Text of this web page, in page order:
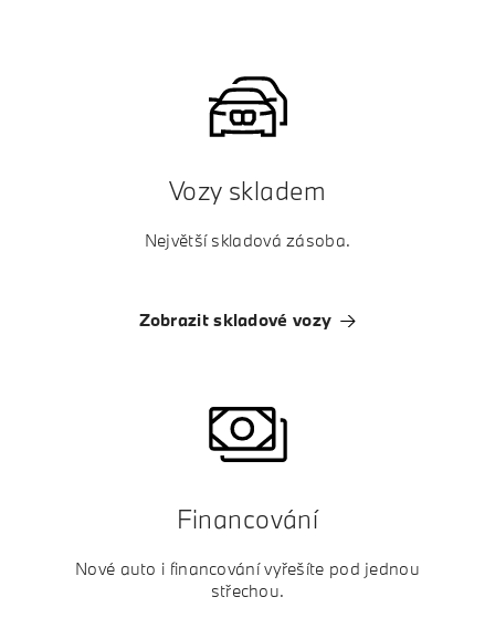
Vozy skladem
Největší skladová zásoba.
Zobrazit skladové vozy
Financování
Nové auto i financování vyřešíte pod jednou
střechou.